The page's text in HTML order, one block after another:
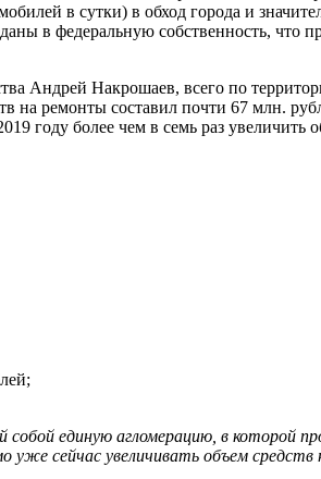
в сутки) в обход города и
в федеральную собственность, что
Андрей Накрошаев, всего по
ремонты составил почти 67 млн.
году более чем в семь раз увеличить
единую агломерацию, в которой
сейчас увеличивать объем средств